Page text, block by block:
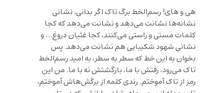
هی و ‌های! رسم‌الخط برگ تاک اگر بدانی، نشانی
نشانه‌‌ها نشانت می‌دهد و نشانت می‌دهد که کجا
کلمات مستی و راستی می‌‌کنند، کجا غثیان دروغ… و
نشانیِ شهود شکیبایی‌ هم نشانت می‌‌‌دهد. پس
بخوان به این خط که سطر به سطر، به امید رسم‌الخط
تاک می‌‌رود، رفتش با ما، بازگشتش نه با ما. من این
رمز از تاک آموختم. رندی کلمه از برگش‌هاش آموختم،